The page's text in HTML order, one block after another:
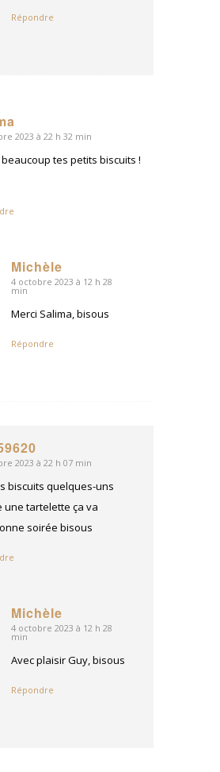
Répondre
2023 à 22 h 32 min
beaucoup tes petits biscuits !
Michèle
dit
4 octobre 2023 à 12 h 28
min
Merci Salima, bisous
Répondre
2023 à 22 h 07 min
biscuits quelques-uns
une tartelette ça va
soirée bisous
Michèle
dit
4 octobre 2023 à 12 h 28
min
Avec plaisir Guy, bisous
Répondre